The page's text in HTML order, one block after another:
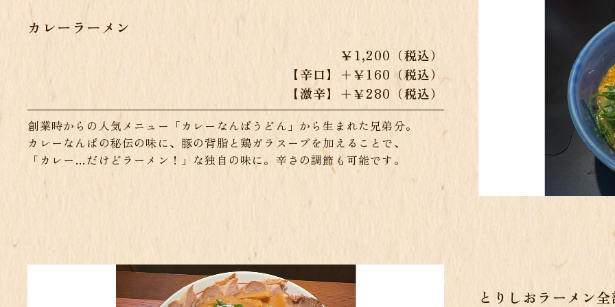
カレーラーメン
￥1,200（税込）
【辛口】＋￥160（税込）
【激辛】＋￥280（税込）
創業時からの人気メニュー「カレーなんばうどん」から生まれた兄弟分。
カレーなんばの秘伝の味に、豚の背脂と鶏ガラスープを加えることで、
「カレー…だけどラーメン！」な独自の味に。辛さの調節も可能です。
とりしおラーメン